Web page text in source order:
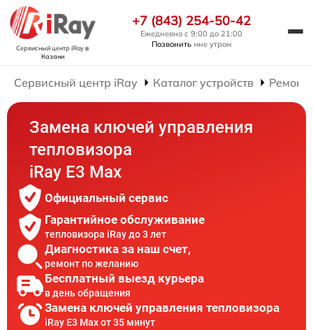
Сервисный центр iRayв
Казани
+7 (843) 254-50-42
Ежедневно с 9:00 до 21:00
Позвонить мне утром
Сервисный центр iRay Каталог устройств Ремонт
Замена ключей управления
тепловизора
iRay E3 Max
Официальный сервис
Гарантийное обслуживание
тепловизора iRay до 3 лет
Диагностика за наш счет,
ремонт по желанию
Бесплатный выезд курьера
в день обращения
Замена ключей управления тепловизора
iRay E3 Max от 35 минут